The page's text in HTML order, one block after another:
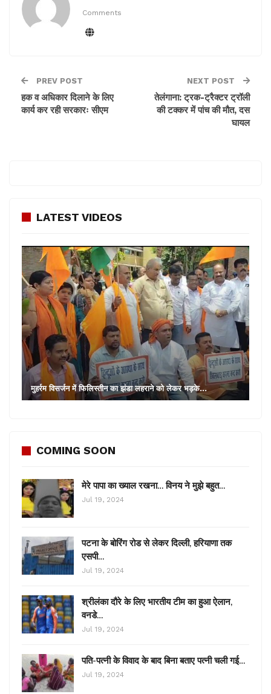
Comments
PREV POST
हक व अधिकार दिलाने के लिए
कार्य कर रही सरकारः सीएम
NEXT POST
तेलंगाना: ट्रक-ट्रैक्टर ट्रॉली
की टक्कर में पांच की मौत, दस
घायल
LATEST VIDEOS
मुहर्रम विसर्जन में फिलिस्तीन का झंडा लहराने को लेकर भड़के…
COMING SOON
मेरे पापा का ख्याल रखना… विनय ने मुझे बहुत…
Jul 19, 2024
पटना के बोरिंग रोड से लेकर दिल्ली, हरियाणा तक
एसपी…
Jul 19, 2024
श्रीलंका दौरे के लिए भारतीय टीम का हुआ ऐलान,
वनडे…
Jul 19, 2024
पति-पत्नी के विवाद के बाद बिना बताए पत्नी चली गई…
Jul 19, 2024